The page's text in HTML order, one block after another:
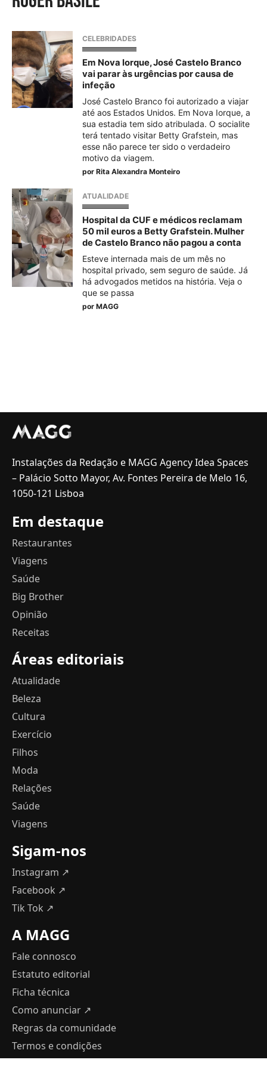
CELEBRIDADES
Em Nova Iorque, José Castelo Branco
vai parar às urgências por causa de
infeção
José Castelo Branco foi autorizado a viajar
até aos Estados Unidos. Em Nova Iorque, a
sua estadia tem sido atribulada. O socialite
terá tentado visitar Betty Grafstein, mas
esse não parece ter sido o verdadeiro
motivo da viagem.
por Rita Alexandra Monteiro
ATUALIDADE
Hospital da CUF e médicos reclamam
50 mil euros a Betty Grafstein. Mulher
de Castelo Branco não pagou a conta
Esteve internada mais de um mês no
hospital privado, sem seguro de saúde. Já
há advogados metidos na história. Veja o
que se passa
por MAGG
Instalações da Redação e MAGG Agency Idea Spaces
– Palácio Sotto Mayor, Av. Fontes Pereira de Melo 16,
1050-121 Lisboa
Em destaque
Restaurantes
Viagens
Saúde
Big Brother
Opinião
Receitas
Áreas editoriais
Atualidade
Beleza
Cultura
Exercício
Filhos
Moda
Relações
Saúde
Viagens
Sigam-nos
Instagram ↗
Facebook ↗
Tik Tok ↗
A MAGG
Fale connosco
Estatuto editorial
Ficha técnica
Como anunciar ↗
Regras da comunidade
Termos e condições